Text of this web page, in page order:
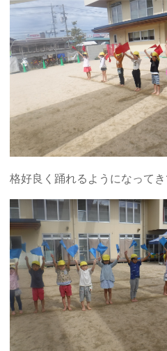
格好良く踊れるようになってき